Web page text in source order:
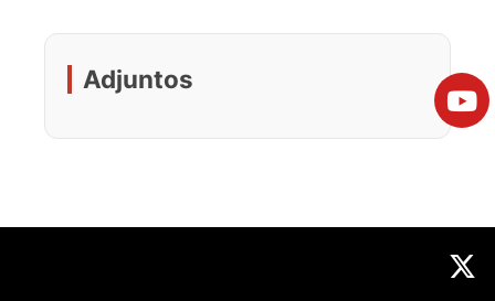
Adjuntos